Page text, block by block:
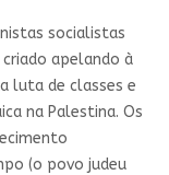
socialistas
apelando à
luta de classes e
na Palestina. Os
(o povo judeu